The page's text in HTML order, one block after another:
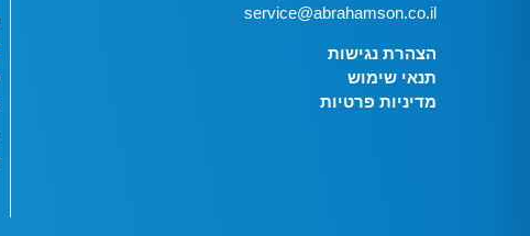
service@abrahamson.co.il
הצהרת נגישות
תנאי שימוש
מדיניות פרטיות